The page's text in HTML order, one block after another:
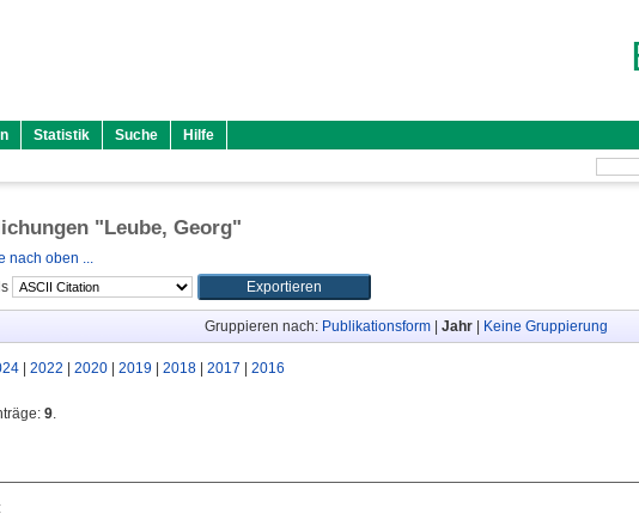
Statistik Suche Hilfe
"Leube, Georg"
nach oben ...
Gruppieren nach: Publikationsform| Jahr| Keine Gruppierung
2022 2020 2019 2018 2017 2016
9.
: